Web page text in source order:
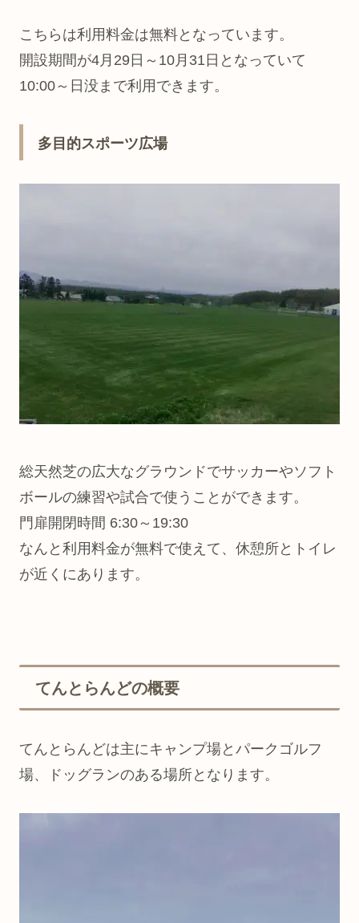
こちらは利用料金は無料となっています。
開設期間が4月29日～10月31日となっていて
10:00～日没まで利用できます。
多目的スポーツ広場
総天然芝の広大なグラウンドでサッカーやソフト
ボールの練習や試合で使うことができます。
門扉開閉時間 6:30～19:30
なんと利用料金が無料で使えて、休憩所とトイレ
が近くにあります。
てんとらんどの概要
てんとらんどは主にキャンプ場とパークゴルフ
場、ドッグランのある場所となります。